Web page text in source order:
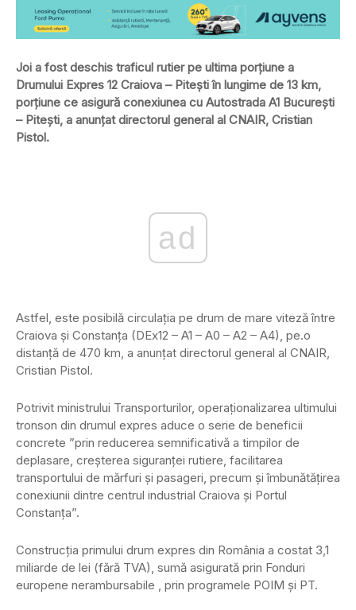
Joi a fost deschis traficul rutier pe ultima porțiune a
Drumului Expres 12 Craiova – Pitești în lungime de 13 km,
porțiune ce asigură conexiunea cu Autostrada A1 București
– Pitești, a anunțat directorul general al CNAIR, Cristian
Pistol.
ad
Astfel, este posibilă circulația pe drum de mare viteză între
Craiova și Constanța (DEx12 – A1 – A0 – A2 – A4), pe.o
distanță de 470 km, a anunțat directorul general al CNAIR,
Cristian Pistol.
Potrivit ministrului Transporturilor, operaționalizarea ultimului
tronson din drumul expres aduce o serie de beneficii
concrete ”prin reducerea semnificativă a timpilor de
deplasare, creșterea siguranței rutiere, facilitarea
transportului de mărfuri și pasageri, precum și îmbunătățirea
conexiunii dintre centrul industrial Craiova și Portul
Constanța”.
Construcția primului drum expres din România a costat 3,1
miliarde de lei (fără TVA), sumă asigurată prin Fonduri
europene nerambursabile , prin programele POIM și PT.